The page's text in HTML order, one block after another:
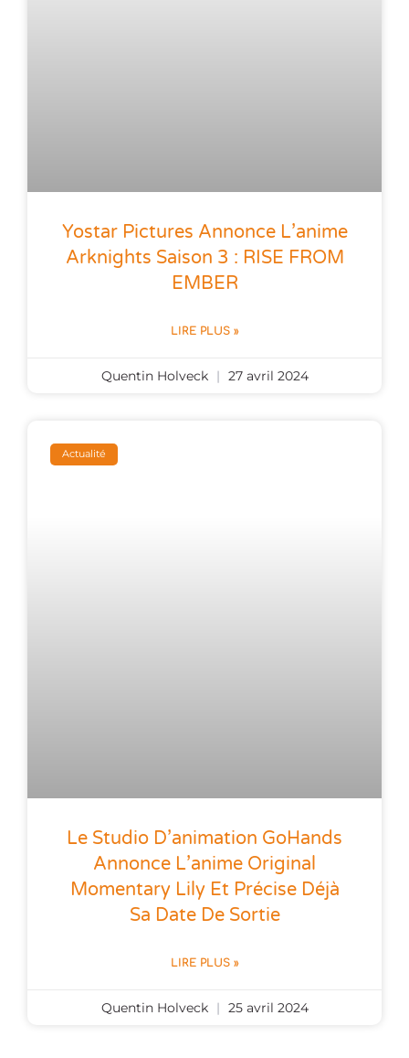
Yostar Pictures Annonce L’anime
Arknights Saison 3 : RISE FROM
EMBER
LIRE PLUS »
Quentin Holveck 27 avril 2024
Actualité
Le Studio D’animation GoHands
Annonce L’anime Original
Momentary Lily Et Précise Déjà
Sa Date De Sortie
LIRE PLUS »
Quentin Holveck 25 avril 2024